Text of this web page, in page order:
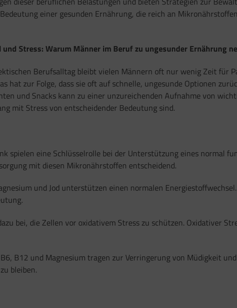
einer gesunden Ernährung, die reich an
und Stress: Warum Männer im Beruf zu ungesunder Ernährung
Berufsalltag bleibt vielen Männern oft nur wenig Zeit für
hat zur Folge, dass sie oft auf schnelle, ungesunde Optionen
und Snacks kann zu einer unzureichenden Aufnahme von
mit Stress von entscheidender Bedeutung sind.
spielen eine Schlüsselrolle bei der Unterstützung eines normal
mit diesen Mikronährstoffen entscheidend.
und Jod unterstützen einen normalen
bei, die Zellen vor oxidativem Stress zu schützen. Oxidativer
B12 und Magnesium tragen zur Verringerung von Müdigkeit
bleiben.